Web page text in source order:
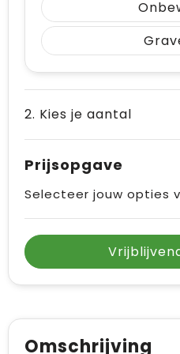
2. Kies je aantal
Prijsopgave
Selecteer jouw opties
Omschrijving